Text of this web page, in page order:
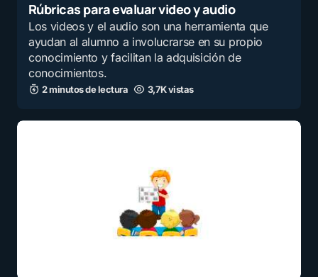
Rúbricas para evaluar video y audio
Los videos y el audio son una herramienta que
ayudan al alumno a involucrarse en su propio
conocimiento y facilitan la adquisición de
conocimientos.
2 minutos de lectura 3,7K vistas